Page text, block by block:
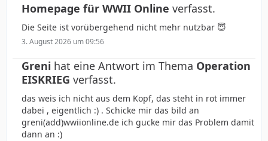
Homepage für WWII Online verfasst.
Die Seite ist vorübergehend nicht mehr nutzbar 😇
3. August 2026 um 09:56
Greni hat eine Antwort im Thema Operation
EISKRIEG verfasst.
das weis ich nicht aus dem Kopf, das steht in rot immer
dabei , eigentlich :) . Schicke mir das bild an
greni(add)wwiionline.de ich gucke mir das Problem damit
dann an :)